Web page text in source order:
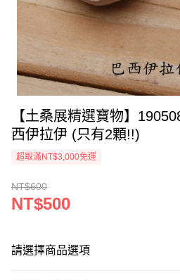
【土桑展精選寶物】
西伊拉伊 (只有2顆!!)
超取滿NT$3,000免運
NT$600
NT$500
請選擇商品選項